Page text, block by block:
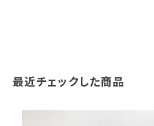
最近チェックした商品